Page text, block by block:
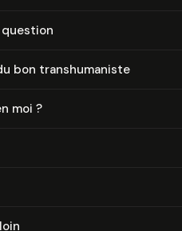
question
bon trans­hu­ma­niste
moi ?